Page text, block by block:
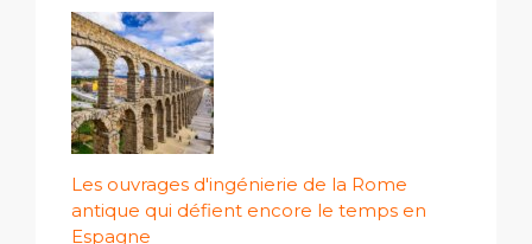
Les ouvrages d'ingénierie de la Rome
antique qui défient encore le temps en
Espagne